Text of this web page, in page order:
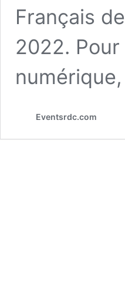
Français
2022.
Eventsrdc.com